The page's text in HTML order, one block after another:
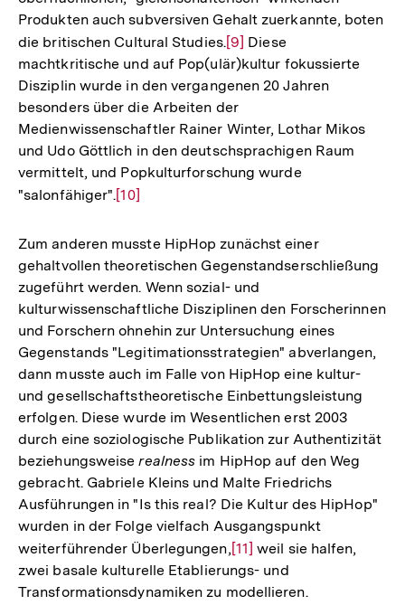
Fußnote
Produkten auch subversiven Gehalt zuerkannte, boten
die britischen Cultural Studies.Zur
Auflösung
der
Fußnote
[9] Diese
machtkritische und auf Pop(ulär)kultur fokussierte
Disziplin wurde in den vergangenen 20 Jahren
besonders über die Arbeiten der
Medienwissenschaftler Rainer Winter, Lothar Mikos
und Udo Göttlich in den deutschsprachigen Raum
vermittelt, und Popkulturforschung wurde
"salonfähiger".Zur
der
Fußnote
[10]
Zum anderen musste HipHop zunächst einer
gehaltvollen theoretischen Gegenstandserschließung
zugeführt werden. Wenn sozial- und
kulturwissenschaftliche Disziplinen den Forscherinnen
und Forschern ohnehin zur Untersuchung eines
Gegenstands "Legitimationsstrategien" abverlangen,
dann musste auch im Falle von HipHop eine kultur-
und gesellschaftstheoretische Einbettungsleistung
erfolgen. Diese wurde im Wesentlichen erst 2003
durch eine soziologische Publikation zur Authentizität
beziehungsweiserealness im HipHop auf den Weg
gebracht. Gabriele Kleins und Malte Friedrichs
Ausführungen in "Is this real? Die Kultur des HipHop"
wurden in der Folge vielfach Ausgangspunkt
weiterführender Überlegungen,Zur
Auflösung
der
[11] weil sie halfen,
zwei basale kulturelle Etablierungs- und
Transformationsdynamiken zu modellieren.